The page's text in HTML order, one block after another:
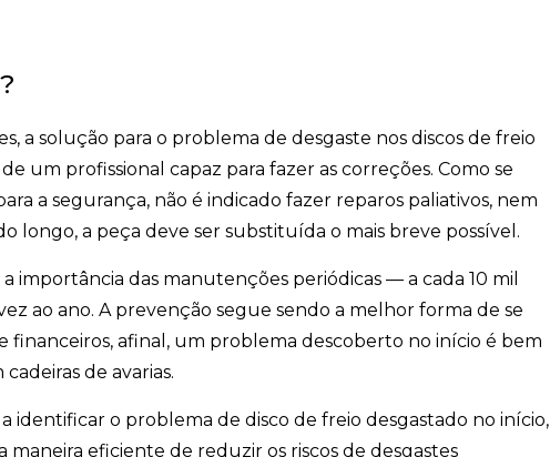
a solução para o problema de desgaste nos discos de freio
um profissional capaz para fazer as correções. Como se
a segurança, não é indicado fazer reparos paliativos, nem
longo, a peça deve ser substituída o mais breve possível.
importância das manutenções periódicas — a cada 10 mil
ao ano. A prevenção segue sendo a melhor forma de se
afinal, um problema descoberto no início é bem
de avarias.
identificar o problema de disco de freio desgastado no início,
maneira eficiente de reduzir os riscos de desgastes